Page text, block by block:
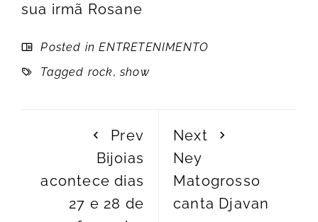
sua irmã Rosane
Posted inENTRETENIMENTO
Tagged rock,show
Prev
Bijoias
acontece dias
27 e 28 de
Next
Ney
Matogrosso
canta Djavan